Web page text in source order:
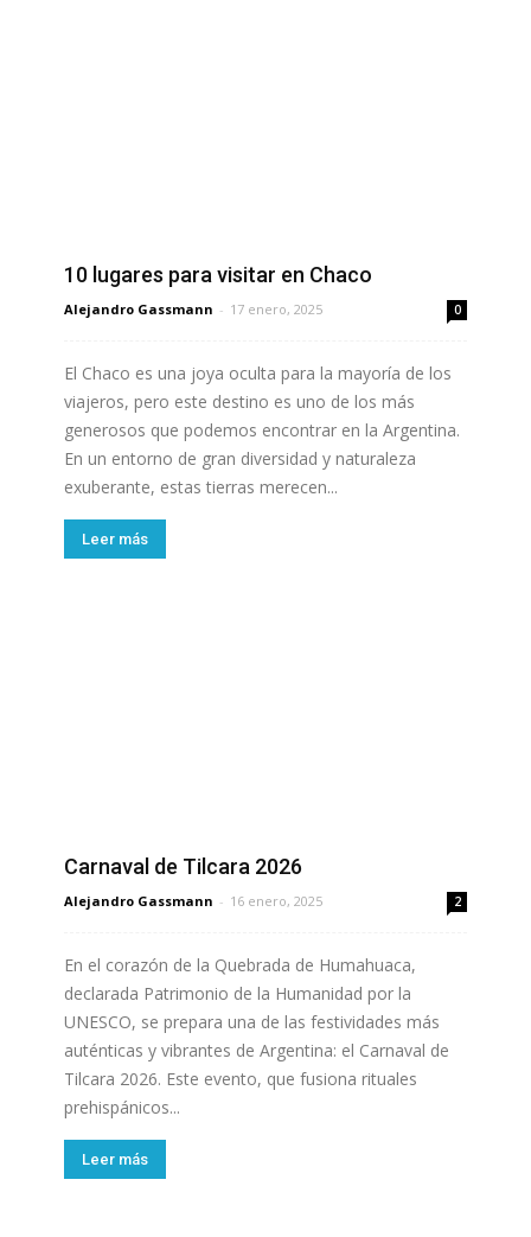
10 lugares para visitar en Chaco
Alejandro Gassmann - 17 enero, 2025 0
El Chaco es una joya oculta para la mayoría de los
viajeros, pero este destino es uno de los más
generosos que podemos encontrar en la Argentina.
En un entorno de gran diversidad y naturaleza
exuberante, estas tierras merecen...
Leer más
Carnaval de Tilcara 2026
Alejandro Gassmann - 16 enero, 2025 2
En el corazón de la Quebrada de Humahuaca,
declarada Patrimonio de la Humanidad por la
UNESCO, se prepara una de las festividades más
auténticas y vibrantes de Argentina: el Carnaval de
Tilcara 2026. Este evento, que fusiona rituales
prehispánicos...
Leer más